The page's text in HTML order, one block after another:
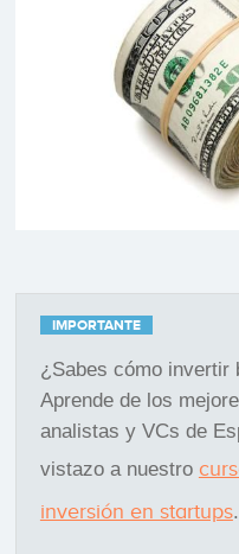
IMPORTANTE
¿Sabes cómo invertir
Aprende de los
analistas y VCs de
vistazo a nuestro
inversión en startups.